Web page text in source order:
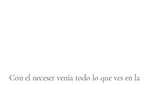
Con el neceser venía todo lo que ves en la